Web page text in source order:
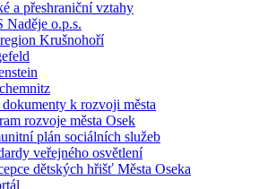
a přeshraniční vztahy
Naděje o.p.s.
Krušnohoří
dokumenty k rozvoji města
rozvoje města Osek
plán sociálních služeb
veřejného osvětlení
dětských hřišť Města Oseka